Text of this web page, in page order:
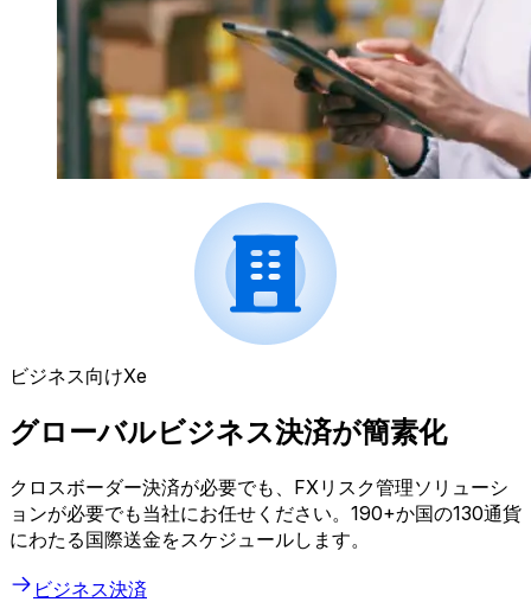
ビジネス向けXe
グローバルビジネス決済が簡素化
クロスボーダー決済が必要でも、FXリスク管理ソリューシ
ョンが必要でも当社にお任せください。190+か国の130通貨
にわたる国際送金をスケジュールします。
ビジネス決済